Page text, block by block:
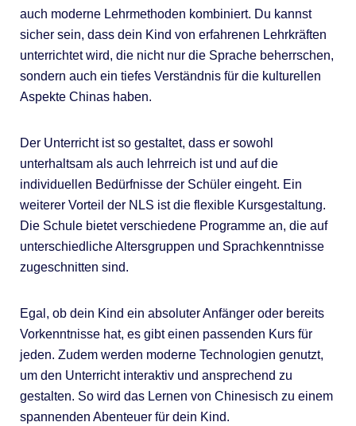
auch moderne Lehrmethoden kombiniert. Du kannst
sicher sein, dass dein Kind von erfahrenen Lehrkräften
unterrichtet wird, die nicht nur die Sprache beherrschen,
sondern auch ein tiefes Verständnis für die kulturellen
Aspekte Chinas haben.
Der Unterricht ist so gestaltet, dass er sowohl
unterhaltsam als auch lehrreich ist und auf die
individuellen Bedürfnisse der Schüler eingeht. Ein
weiterer Vorteil der NLS ist die flexible Kursgestaltung.
Die Schule bietet verschiedene Programme an, die auf
unterschiedliche Altersgruppen und Sprachkenntnisse
zugeschnitten sind.
Egal, ob dein Kind ein absoluter Anfänger oder bereits
Vorkenntnisse hat, es gibt einen passenden Kurs für
jeden. Zudem werden moderne Technologien genutzt,
um den Unterricht interaktiv und ansprechend zu
gestalten. So wird das Lernen von Chinesisch zu einem
spannenden Abenteuer für dein Kind.